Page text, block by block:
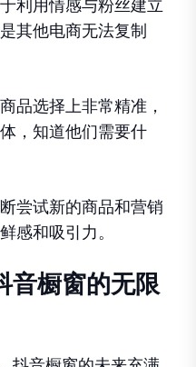
利用情感与粉丝建立
其他电商无法复制
品选择上非常精准，
，知道他们需要什
尝试新的商品和营销
感和吸引力。
音橱窗的无限